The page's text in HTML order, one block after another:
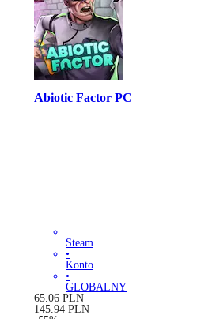
Abiotic Factor PC
Steam
•
Konto
•
GLOBALNY
65.06 PLN
145.94 PLN